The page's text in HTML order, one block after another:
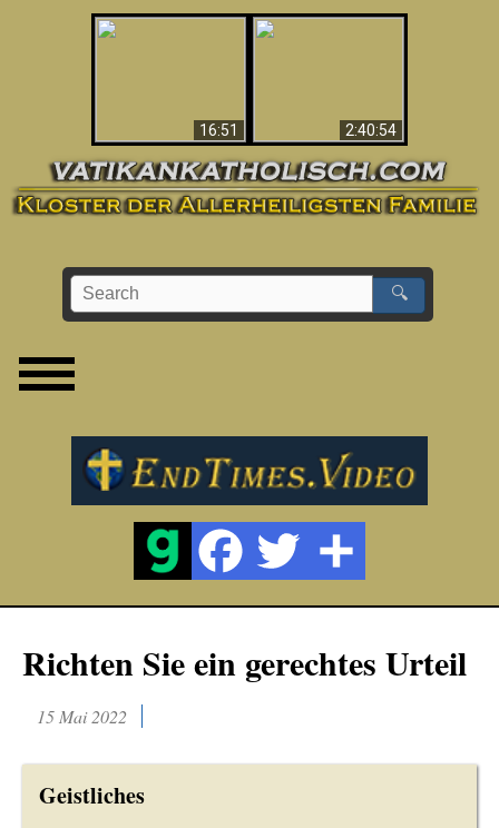
16:51
2:40:54
🔍
Richten Sie ein gerechtes Urteil
15 Mai 2022
Geistliches